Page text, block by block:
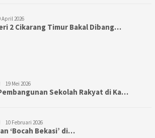
April 2026
2 Cikarang Timur Bakal Dibang…
19 Mei 2026
Sekolah Rakyat di Ka…
10 Februari 2026
‘Bocah Bekasi’ di…